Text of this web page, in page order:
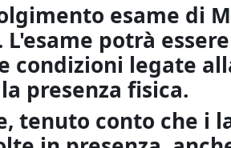
esame di
potrà
condizioni legate
presenza fisica.
tenuto conto che i